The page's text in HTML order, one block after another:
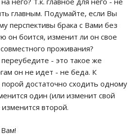
главным. Подумайте, если Вы
перспективы брака с Вами без
он боится, изменит ли он свое
проживания?
- это такое же
он не идет - не беда. К
порой достаточно сходить одному
один (или изменит свой
второй.